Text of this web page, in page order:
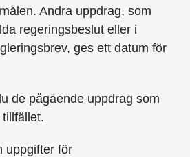
Andra uppdrag, som
regeringsbeslut eller i
ges ett datum för
de pågående uppdrag som
uppgifter för